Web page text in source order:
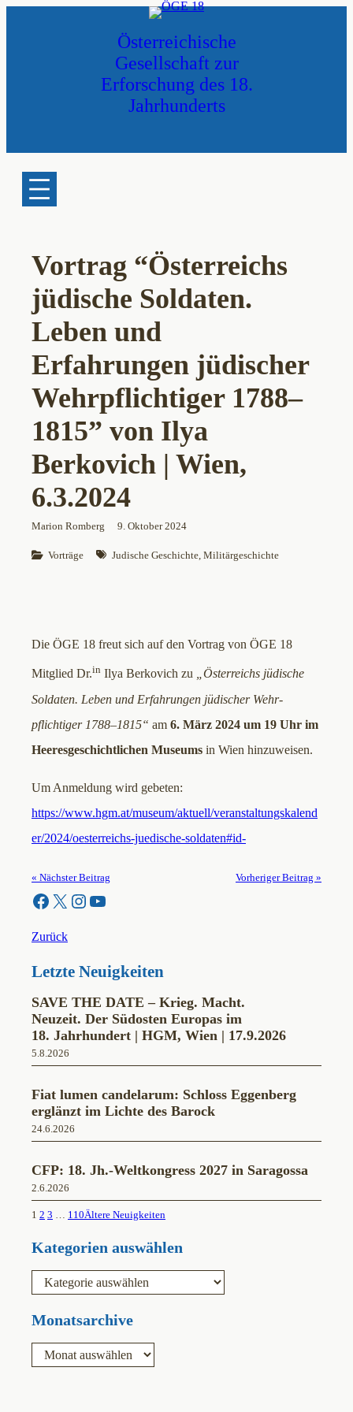
Österreichische
Gesellschaft zur
Erforschung des 18.
Jahrhunderts
Vortrag “Österreichs
jüdische Soldaten.
Leben und
Erfahrungen jüdischer
Wehr­pflichtiger 1788–
1815” von Ilya
Berkovich | Wien,
6.3.2024
Marion Romberg 9. Oktober 2024
Vorträge Judische Geschichte, Militärgeschichte
Die ÖGE 18 freut sich auf den Vortrag von ÖGE 18
Mitglied Dr.in Ilya Berkovich zu „Österreichs jüdische
Soldaten. Leben und Erfahrungen jüdischer Wehr­
pflichtiger 1788–1815“ am 6. März 2024 um 19 Uhr im
Heeresgeschichtlichen Museums in Wien hinzuweisen.
Um Anmeldung wird gebeten:
https://www.hgm.at/museum/aktuell/veranstaltungskalend
er/2024/oesterreichs-juedische-soldaten#id-
« Nächster Beitrag Vorheriger Beitrag »
Facebook X Instagram YouTube
Zurück
Letzte Neuigkeiten
SAVE THE DATE – Krieg. Macht.
Neuzeit. Der Südosten Europas im
18. Jahrhundert | HGM, Wien | 17.9.2026
5.8.2026
Fiat lumen candelarum: Schloss Eggenberg
erglänzt im Lichte des Barock
24.6.2026
CFP: 18. Jh.-Weltkongress 2027 in Saragossa
2.6.2026
1 2 3 … 110Ältere Neuigkeiten
Kategorien auswählen
K
e
g
Monatsarchive